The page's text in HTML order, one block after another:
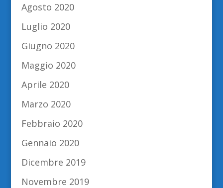
Agosto 2020
Luglio 2020
Giugno 2020
Maggio 2020
Aprile 2020
Marzo 2020
Febbraio 2020
Gennaio 2020
Dicembre 2019
Novembre 2019